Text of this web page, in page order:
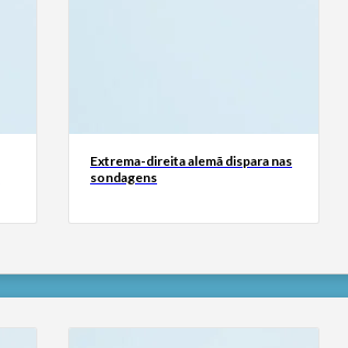
Extrema-direita alemã dispara nas
sondagens